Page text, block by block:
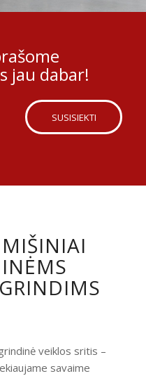
jau dabar!
SUSISIEKTI
veiklos sritis –
savaime